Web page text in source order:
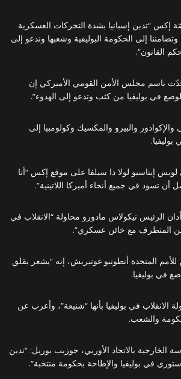
“تدين إسبانيا بشدة التحركات العسكرية
إلى الحكومة البوليفية وشعبها وندعو إلى
القانون”.
باسم مجلس الأمن القومي الأميركي إن
الوضع في بوليفيا من كثب وتدعو إلى الهدوء”.
والبيرو والمكسيك وكولومبيا إلى
إيناسيو لولا دا سيلفا على موقع إكس “أنا
تسود في جميع أنحاء أميركا اللاتينية”.
الرئيس نيكولاس مادورو محاولة “الانقلاب في
المتطرف مع خائن عسكري”.
للأمم المتحدة أنطونيو غوتيريش، إنه “يشعر بقلق
في بوليفيا.
في بوليفيا بأنها “شنيعة”، وأعرب عن
والشعب.
الخارجية بالاتحاد الأوربي، جوزيب بوريل: “ندين
في بوليفيا والإطاحة بحكومة منتخبة”.